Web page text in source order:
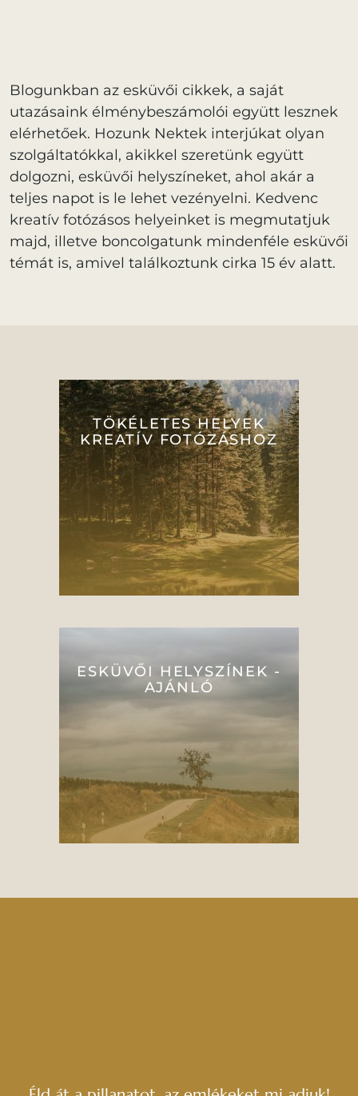
Blogunkban az esküvői cikkek, a saját
utazásaink élménybeszámolói együtt lesznek
elérhetőek. Hozunk Nektek interjúkat olyan
szolgáltatókkal, akikkel szeretünk együtt
dolgozni, esküvői helyszíneket, ahol akár a
teljes napot is le lehet vezényelni. Kedvenc
kreatív fotózásos helyeinket is megmutatjuk
majd, illetve boncolgatunk mindenféle esküvői
témát is, amivel találkoztunk cirka 15 év alatt.
TÖKÉLETES HELYEK
KREATÍV FOTÓZÁSHOZ
ESKÜVŐI HELYSZÍNEK -
AJÁNLÓ